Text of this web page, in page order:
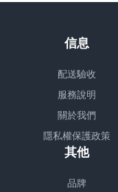
信息
配送驗收
服務說明
關於我們
隱私權保護政策
其他
品牌